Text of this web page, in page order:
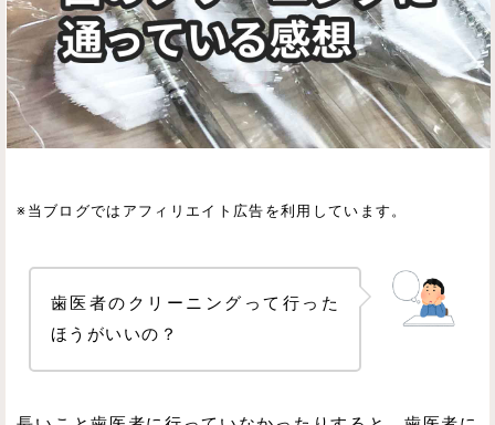
※当ブログではアフィリエイト広告を利用しています。
歯医者のクリーニングって行った
ほうがいいの？